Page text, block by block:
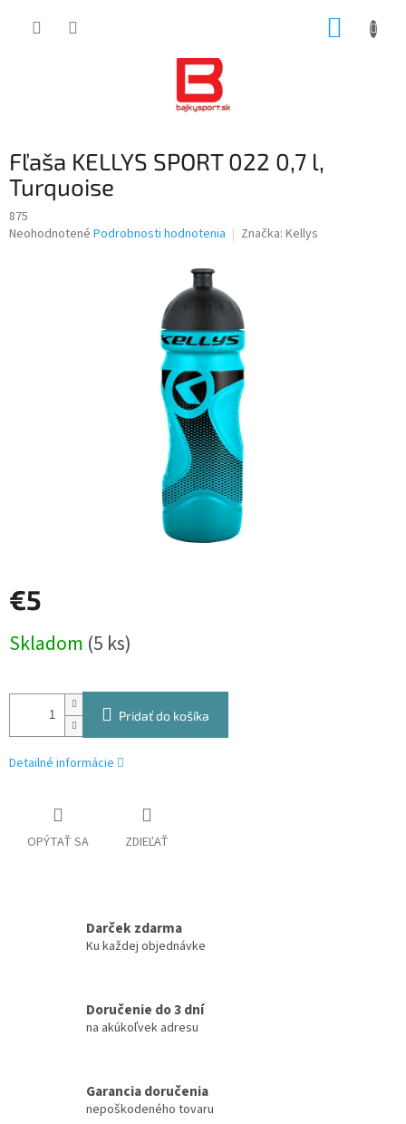
Fľaša KELLYS SPORT 022 0,7 l,
Turquoise
875
Priemerné
Neohodnotené Podrobnosti hodnotenia Značka: Kellys
€5
cena:
Skladom (5 ks)
Pridať do košíka
Detailné informácie
OPÝTAŤ SA ZDIEĽAŤ
Darček zdarma
Ku každej objednávke
Doručenie do 3 dní
na akúkoľvek adresu
Garancia doručenia
nepoškodeného tovaru